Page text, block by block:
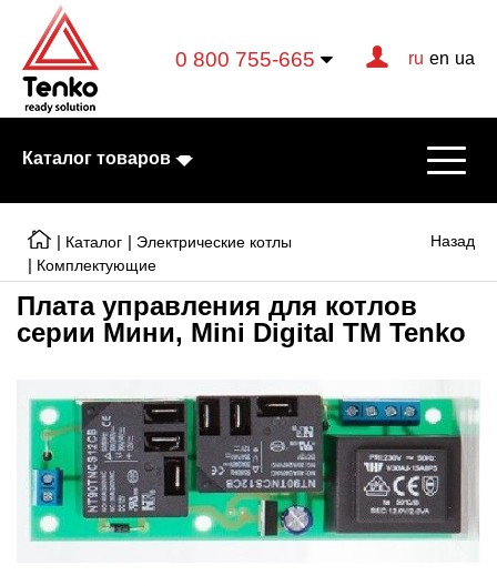
0 800 755-665 ru en ua
Каталог товаров
Электрические котлы
Электрические тэны
Конвекторы
Тепловентиляторы
Готовые решения
Аккумуляторные батареи
Назад
| Каталог | Электрические котлы
| Комплектующие
Плата управления для котлов
серии Мини, Mini Digital ТМ Tenko